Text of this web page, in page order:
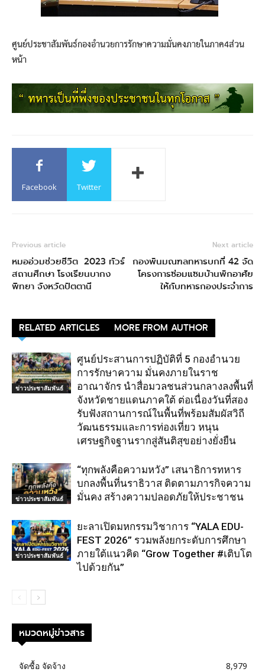
ศูนย์ประชาสัมพันธ์กองอำนวยการรักษาความมั่นคงภายในภาค4ส่วน
หน้า
Facebook Twitter
Previous article
หมออ่วมช่วยชีวิต 2023 ทัวร์
สถานศึกษา โรงเรียนบากง
พิทยา จังหวัดปัตตานี
Next article
กองพันมณฑลทหารบกที่ 42 จัด
โครงการซ่อมแซมบ้านพักอาศัย
ให้กับทหารกองประจำการ
RELATED ARTICLES MORE FROM AUTHOR
ข่าวประชาสัมพันธ์
ศูนย์ประสานการปฏิบัติที่ 5 กองอำนวย
การรักษาความ มั่นคงภายในราช
อาณาจักร นำสื่อมวลชนส่วนกลางลงพื้นที่
จังหวัดชายแดนภาคใต้ ต่อเนื่องวันที่สอง
รับฟังสถานการณ์ในพื้นที่พร้อมสัมผัสวิถี
วัฒนธรรมและการท่องเที่ยว หนุน
เศรษฐกิจฐานรากสู่สันติสุขอย่างยั่งยืน
ข่าวประชาสัมพันธ์
“ทุกพลังคือความหวัง” เสนาธิการทหาร
บกลงพื้นที่นราธิวาส ติดตามภารกิจความ
มั่นคง สร้างความปลอดภัยให้ประชาชน
ข่าวประชาสัมพันธ์
ยะลาเปิดมหกรรมวิชาการ “YALA EDU-
FEST 2026” รวมพลังยกระดับการศึกษา
ภายใต้แนวคิด “Grow Together #เติบโต
ไปด้วยกัน”
หมวดหมู่ข่าวสาร
จัดซื้อ จัดจ้าง
8,979